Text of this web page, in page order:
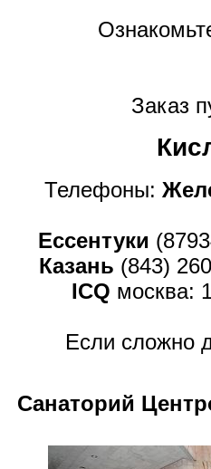
Заказ
Телефоны:
Ессентуки
Казань (843)
ICQ москва:
Если сложно
Санаторий